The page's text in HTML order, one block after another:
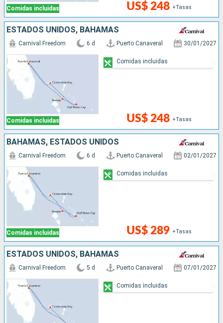
Comidas incluidas US$ 248 +Tasas
ESTADOS UNIDOS, BAHAMAS
Comidas incluidas
Carnival Freedom 6 d Puerto Canaveral 30/01/2027
US$ 248 +Tasas
Comidas incluidas
BAHAMAS, ESTADOS UNIDOS
Comidas incluidas
Carnival Freedom 6 d Puerto Canaveral 02/01/2027
US$ 289 +Tasas
Comidas incluidas
ESTADOS UNIDOS, BAHAMAS
Carnival Freedom 5 d Puerto Canaveral 07/01/2027
Comidas incluidas